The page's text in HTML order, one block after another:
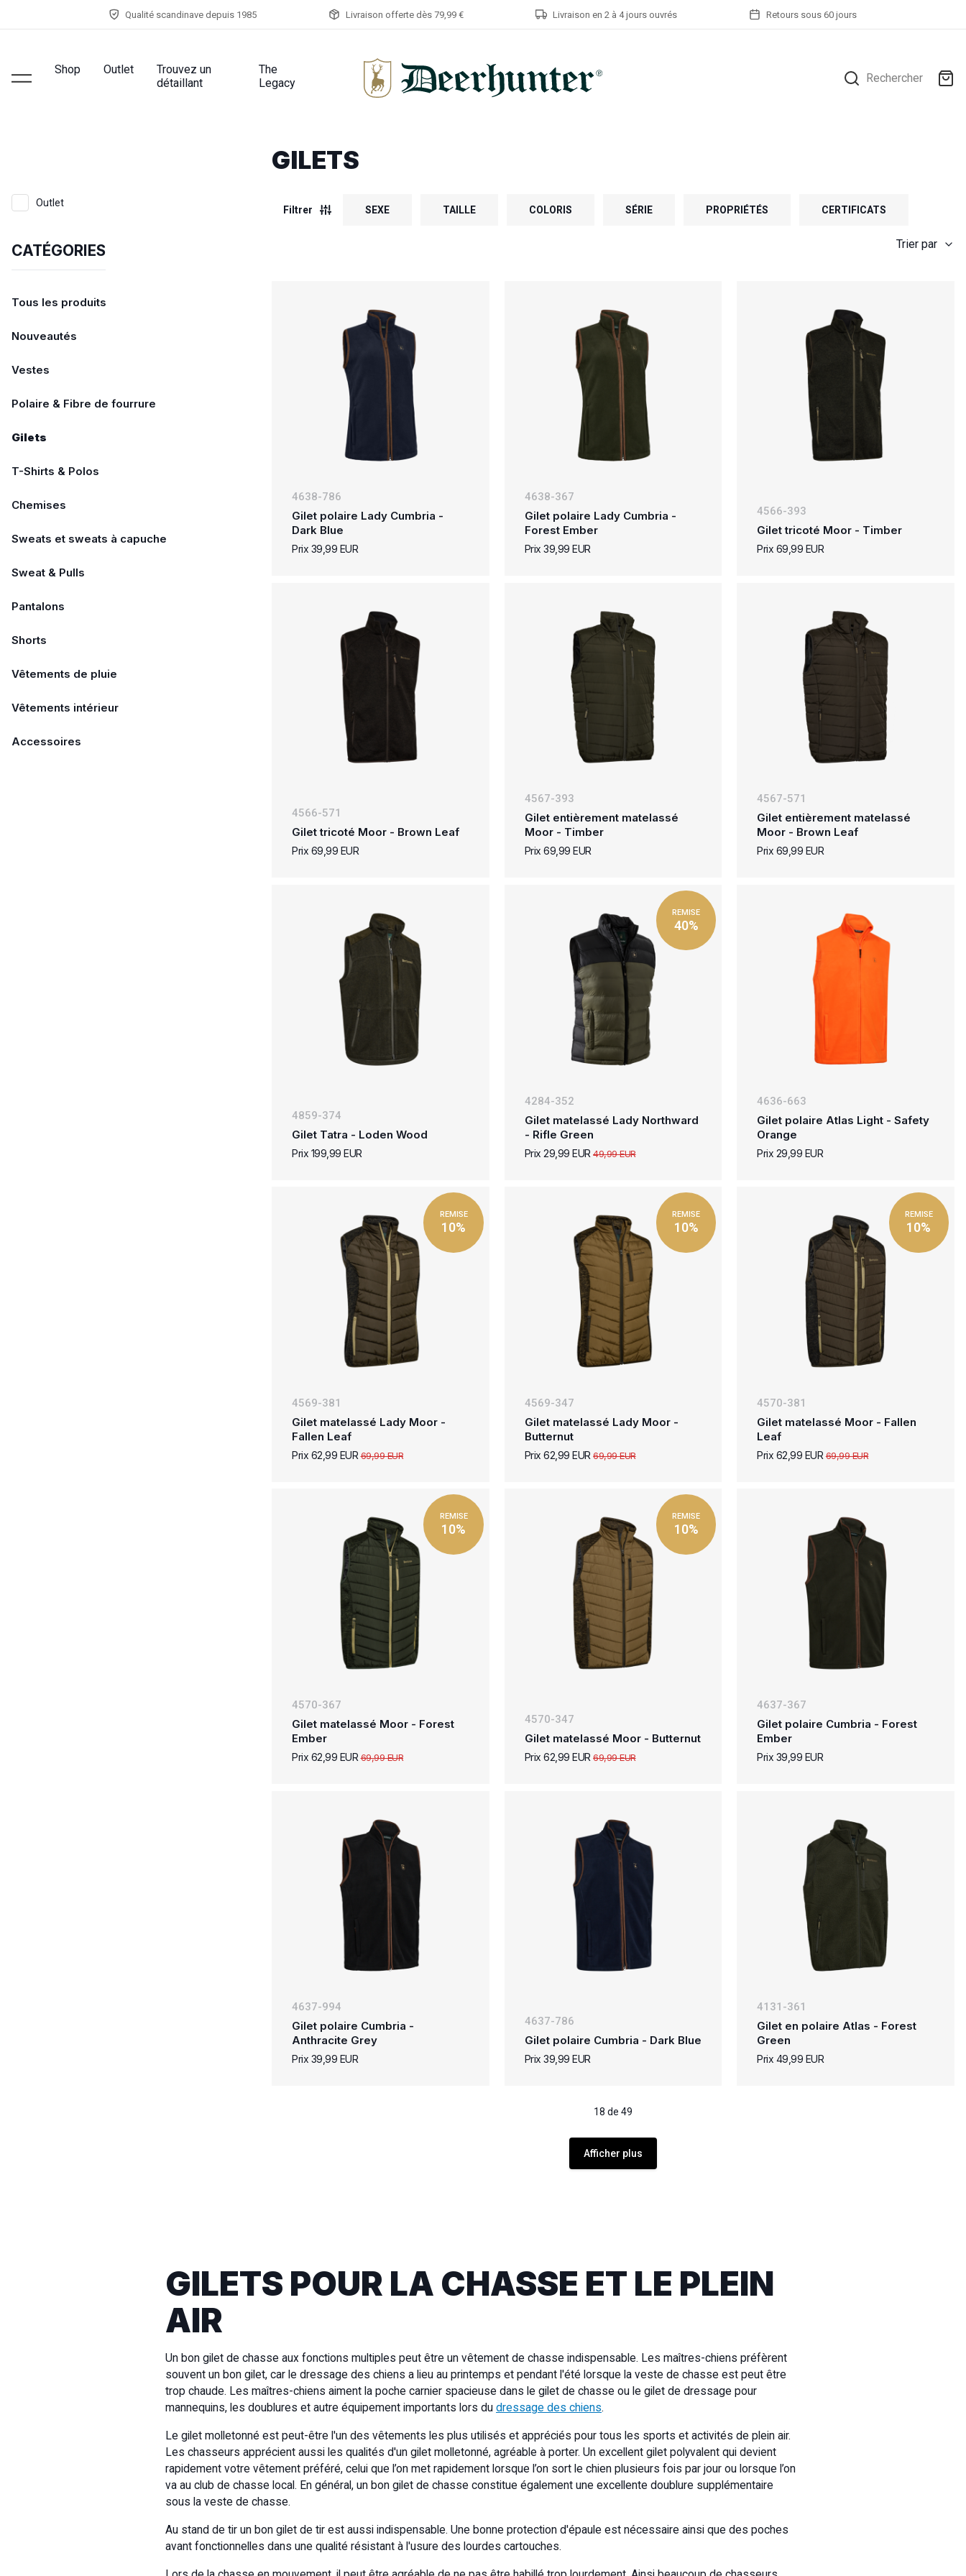
Qualité scandinave depuis 1985 Livraison offerte dès 79,99 € Livraison en 2 à 4 jours ouvrés Retours sous 60 jours
Shop Outlet
Trouvez un
détaillant
The
Legacy
Rechercher
GILETS
Outlet
CATÉGORIES
Tous les produits
Nouveautés
Vestes
Polaire & Fibre de fourrure
Gilets
T-Shirts & Polos
Chemises
Sweats et sweats à capuche
Sweat & Pulls
Pantalons
Shorts
Vêtements de pluie
Vêtements intérieur
Accessoires
Filtrer SEXE TAILLE COLORIS SÉRIE PROPRIÉTÉS CERTIFICATS
Trier par
4638-786
Gilet polaire Lady Cumbria -
Dark Blue
Prix 39,99 EUR
4638-367
Gilet polaire Lady Cumbria -
Forest Ember
Prix 39,99 EUR
4566-393
Gilet tricoté Moor - Timber
Prix 69,99 EUR
4566-571
Gilet tricoté Moor - Brown Leaf
Prix 69,99 EUR
4567-393
Gilet entièrement matelassé
Moor - Timber
Prix 69,99 EUR
4567-571
Gilet entièrement matelassé
Moor - Brown Leaf
Prix 69,99 EUR
4859-374
Gilet Tatra - Loden Wood
Prix 199,99 EUR
REMISE
40%
4284-352
Gilet matelassé Lady Northward
- Rifle Green
Prix 29,99 EUR49,99 EUR
4636-663
Gilet polaire Atlas Light - Safety
Orange
Prix 29,99 EUR
REMISE
10%
4569-381
Gilet matelassé Lady Moor -
Fallen Leaf
Prix 62,99 EUR69,99 EUR
REMISE
10%
4569-347
Gilet matelassé Lady Moor -
Butternut
Prix 62,99 EUR69,99 EUR
REMISE
10%
4570-381
Gilet matelassé Moor - Fallen
Leaf
Prix 62,99 EUR69,99 EUR
REMISE
10%
4570-367
Gilet matelassé Moor - Forest
Ember
Prix 62,99 EUR69,99 EUR
REMISE
10%
4570-347
Gilet matelassé Moor - Butternut
Prix 62,99 EUR69,99 EUR
4637-367
Gilet polaire Cumbria - Forest
Ember
Prix 39,99 EUR
4637-994
Gilet polaire Cumbria -
Anthracite Grey
Prix 39,99 EUR
4637-786
Gilet polaire Cumbria - Dark Blue
Prix 39,99 EUR
4131-361
Gilet en polaire Atlas - Forest
Green
Prix 49,99 EUR
18 de 49
Afficher plus
GILETS POUR LA CHASSE ET LE PLEIN
AIR
Un bon gilet de chasse aux fonctions multiples peut être un vêtement de chasse indispensable. Les maîtres-chiens préfèrent
souvent un bon gilet, car le dressage des chiens a lieu au printemps et pendant l'été lorsque la veste de chasse est peut être
trop chaude. Les maîtres-chiens aiment la poche carnier spacieuse dans le gilet de chasse ou le gilet de dressage pour
mannequins, les doublures et autre équipement importants lors du dressage des chiens.
Le gilet molletonné est peut-être l'un des vêtements les plus utilisés et appréciés pour tous les sports et activités de plein air.
Les chasseurs apprécient aussi les qualités d'un gilet molletonné, agréable à porter. Un excellent gilet polyvalent qui devient
rapidement votre vêtement préféré, celui que l’on met rapidement lorsque l’on sort le chien plusieurs fois par jour ou lorsque l’on
va au club de chasse local. En général, un bon gilet de chasse constitue également une excellente doublure supplémentaire
sous la veste de chasse.
Au stand de tir un bon gilet de tir est aussi indispensable. Une bonne protection d'épaule est nécessaire ainsi que des poches
avant fonctionnelles dans une qualité résistant à l'usure des lourdes cartouches.